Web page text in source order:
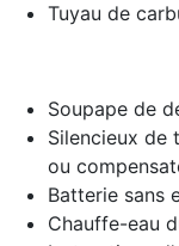
Tuyau de
Soupape de
Silencieux de
ou
Batterie sans
Chauffe-eau